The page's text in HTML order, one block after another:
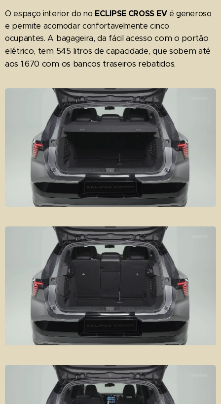
O espaço interior do no ECLIPSE CROSS EVé generoso
e permite acomodar confortavelmente cinco
ocupantes. A bagageira, da fácil acesso com o portão
elétrico, tem 545 litros de capacidade, que sobem até
aos 1.670 com os bancos traseiros rebatidos.